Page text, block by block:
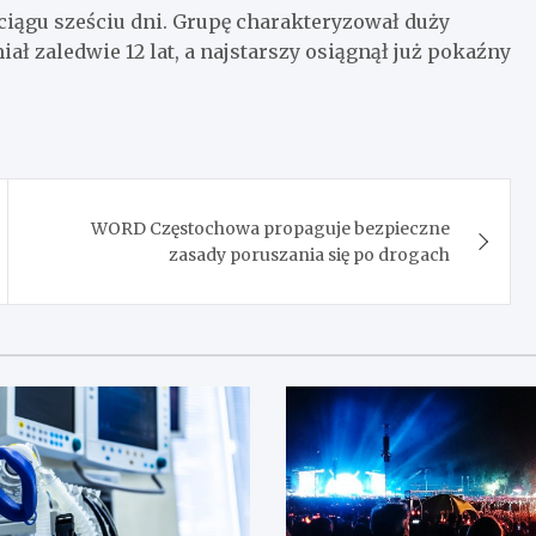
sześciu dni. Grupę charakteryzował duży
zaledwie 12 lat, a najstarszy osiągnął już pokaźny
WORD Częstochowa propaguje bezpieczne
zasady poruszania się po drogach